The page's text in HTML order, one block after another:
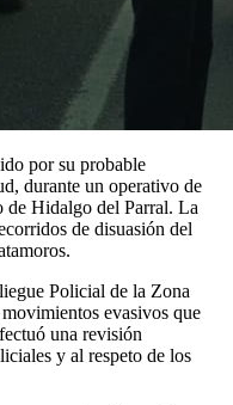
por su probable
durante un operativo de
Hidalgo del Parral. La
de disuasión del
Policial de la Zona
evasivos que
una revisión
y al respeto de los